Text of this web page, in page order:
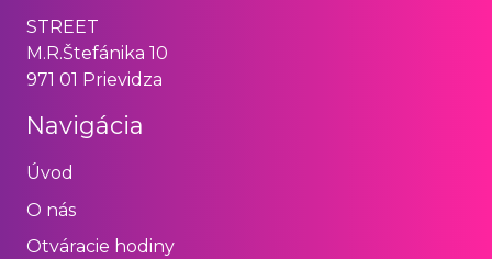
STREET
M.R.Štefánika 10
971 01 Prievidza
Navigácia
Úvod
O nás
Otváracie hodiny